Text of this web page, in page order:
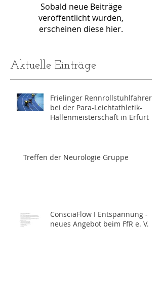
Sobald neue Beiträge
veröffentlicht wurden,
erscheinen diese hier.
Aktuelle Einträge
Frielinger Rennrollstuhlfahrer
bei der Para-Leichtathletik-
Hallenmeisterschaft in Erfurt
Treffen der Neurologie Gruppe
ConsciaFlow I Entspannung -
neues Angebot beim FfR e. V.